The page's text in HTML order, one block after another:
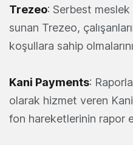
Trezeo: Serbest
sunan Trezeo,
koşullara sahip
Kani Payments:
olarak hizmet veren
fon hareketlerinin rapor